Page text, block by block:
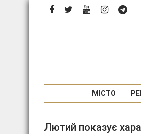
Перейти
МІСТО
Лютий показує